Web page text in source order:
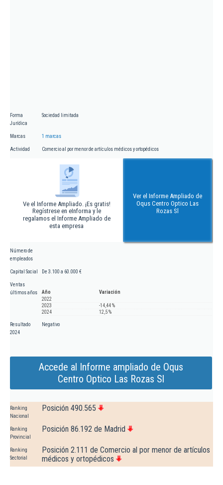
Forma
Jurídica
Sociedad limitada
Marcas 1 marcas
Actividad Comercio al por menor de artículos médicos y ortopédicos
Ve el Informe Ampliado. ¡Es gratis!
Regístrese en eInforma y le
regalamos el Informe Ampliado de
esta empresa
Ver el Informe Ampliado de
Oqus Centro Optico Las
Rozas Sl
Número de
empleados
Capital Social De 3.100 a 60.000 €
Ventas
últimos años
Año
Variación
2022
2023
-14,44 %
2024
12,5 %
Resultado
2024
Negativo
Accede al Informe ampliado de Oqus
Centro Optico Las Rozas Sl
Ranking
Nacional
Posición 490.565
Ranking
Provincial
Posición 86.192 de Madrid
Ranking
Sectorial
Posición 2.111 de Comercio al por menor de artículos
médicos y ortopédicos